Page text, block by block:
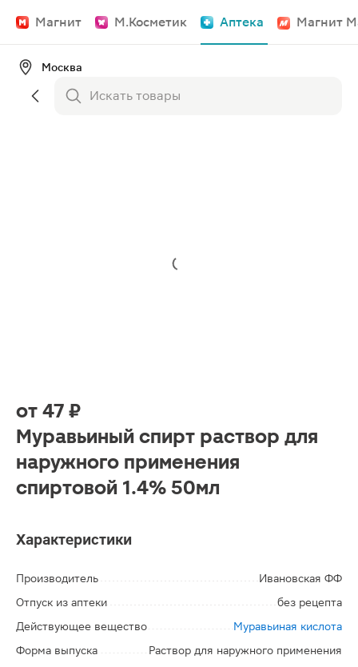
Магнит М.Косметик Аптека Магнит
Москва
от 47 ₽
Муравьиный спирт раствор для
наружного применения
спиртовой 1.4% 50мл
Характеристики
Производитель
Ивановская ФФ
Отпуск из аптеки
без рецепта
Действующее вещество
Муравьиная кислота
Форма выпуска
Раствор для наружного применения